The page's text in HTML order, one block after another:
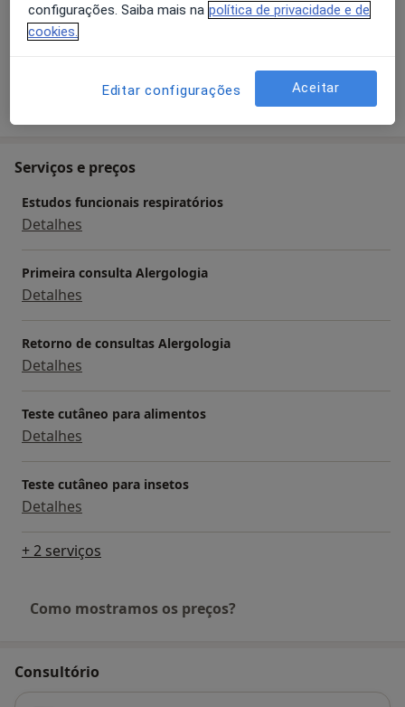
Alergia Alimentar
Alergia Medicamentosa
Conjuntivite Alérgica
Mostrar mais detalhessobre a experiência
Serviços e preços
Estudos funcionais respiratórios
Detalhes
Primeira consulta Alergologia
Detalhes
Retorno de consultas Alergologia
Detalhes
Teste cutâneo para alimentos
Detalhes
Teste cutâneo para insetos
Detalhes
+ 2 serviços
Como mostramos os preços?
Consultório
configurações. Saiba mais na política de privacidade e de
cookies.
Editar configurações Aceitar